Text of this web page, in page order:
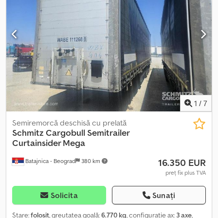
Volum spațiu de încărcare: 101 m³, 1. axă: , 2. axă: , 3. axă: , Suspensie
pneumatică, Protecție împotriva intruziunii pe dedesubt, Sistem
de frânare electronic EBS, Cutie de scule, Suport pentru roată de
rezervă (2x), Suport picior de staționare fix, Acoperiș culisant,
Conectori 1x15 și 2x7 pini, Sistem antispray, Sigilii vamale, Acoperiș
rabatabil (hidraulic), Crodpfxszrqd Ij Al Nsf
1 / 7
Batajnica - Beograd 380 km
Semiremorcă deschisă cu prelată
Schmitz Cargobull Semitrailer
Curtainsider Mega
16.350 EUR
preț fix plus TVA
Solicita Sunați
Stare:folosit, greutatea goală:6.770 kg, configurație ax: 3 axe,